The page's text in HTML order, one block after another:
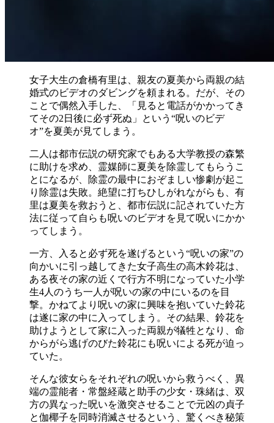
女子大生の倉橋有里は、親友の夏美から両親の結
婚式のビデオのダビングを頼まれる。だが、その
ことで偶然入手した、「見ると電話がかかってき
てその2日後に必ず死ぬ」という“呪いのビデ
オ”を夏美が見てしまう。
二人は都市伝説の研究家でもある大学教授の森繁
に助けを求め、霊媒師に夏美を除霊してもらうこ
とになるが、除霊の最中におぞましい惨劇が起こ
り除霊は失敗。絶望に打ちひしがれながらも、有
里は夏美を救おうと、都市伝説に記されていた方
法に従って自らも呪いのビデオを見て呪いにかか
ってしまう。
一方、入ると必ず死を遂げるという“呪いの家”の
向かいに引っ越してきた女子高生の高木鈴花は、
ある夜その家の近くで行方不明になっていた小学
生4人のうち一人が呪いの家の中にいるのを目
撃。かねてより呪いの家に興味を抱いていた鈴花
は遂に家の中に入ってしまう。その結果、鈴花を
助けようとして家に入った両親が犠牲となり、命
からがら逃げのびた鈴花にも呪いによる死が迫っ
ていた。
そんな彼女らをそれぞれの呪いから救うべく、異
端の霊能者・常盤経蔵と助手の少女・珠緒は、双
方の異なった呪いを激突させることで元凶の貞子
と伽椰子を同時消滅させるという、驚くべき秘策